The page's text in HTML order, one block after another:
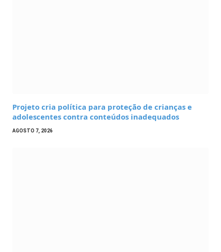
Projeto cria política para proteção de crianças e
adolescentes contra conteúdos inadequados
AGOSTO 7, 2026